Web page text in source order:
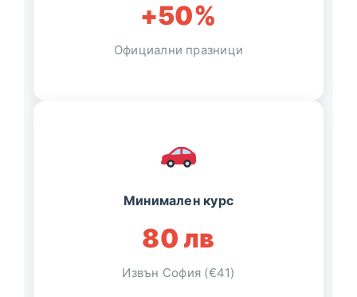
+50%
Официални празници
Минимален курс
80 лв
Извън София (€41)